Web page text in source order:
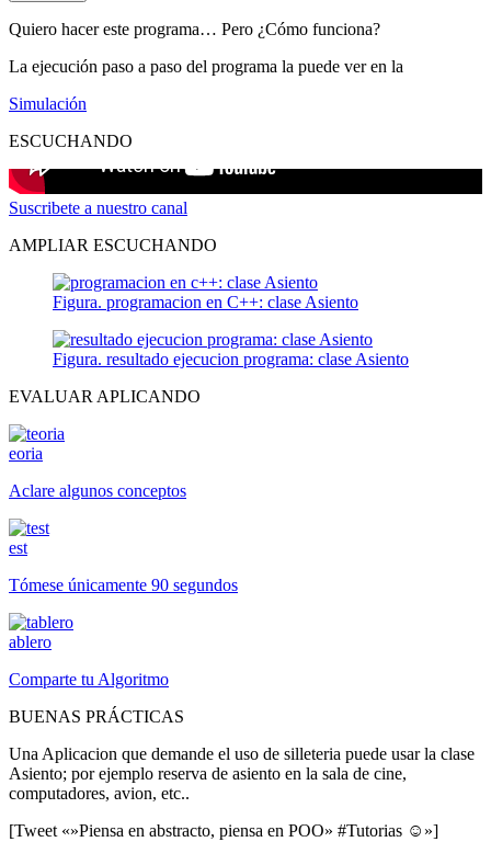
Quiero hacer este programa… Pero ¿Cómo funciona?
La ejecución paso a paso del programa la puede ver en la
Simulación
ESCUCHANDO
Suscribete a nuestro canal
AMPLIAR ESCUCHANDO
Figura. programacion en C++: clase Asiento
Figura. resultado ejecucion programa: clase Asiento
EVALUAR APLICANDO
eoria
Aclare algunos conceptos
est
Tómese únicamente 90 segundos
ablero
Comparte tu Algoritmo
BUENAS PRÁCTICAS
Una Aplicacion que demande el uso de silleteria puede usar la clase
Asiento; por ejemplo reserva de asiento en la sala de cine,
computadores, avion, etc..
[Tweet «»Piensa en abstracto, piensa en POO» #Tutorias ☺»]